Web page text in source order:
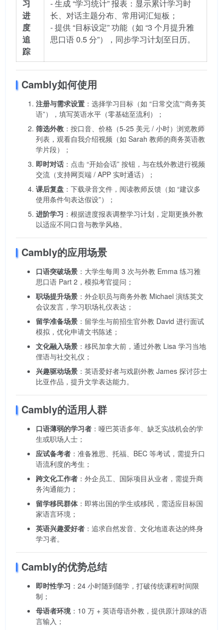
习
进
度
追
踪
- 生成 “学习统计” 报表：显示累计学习时
长、对话主题分布、常用词汇短板；
- 提供 “目标设定” 功能（如 “3 个月提升雅
思口语 0.5 分”），同步学习计划至日历。
Cambly如何使用
注册与需求设置 ：选择学习目标（如 “日常交流”“商务英
语”），填写英语水平（零基础至流利）；
筛选外教 ：按口音、价格（5-25 美元 / 小时）浏览教师
列表，观看自我介绍视频（如 Sarah 教师的商务英语教
学片段）；
即时对话 ：点击 “开始会话” 按钮，与在线外教进行视频
交流（支持网页端 / APP 实时通话）；
课后复盘 ：下载录音文件，阅读教师反馈（如 “建议多
使用条件句表达假设”）；
进阶学习 ：根据进度报表调整学习计划，定期更换外教
以适应不同口音与教学风格。
Cambly的应用场景
口语突破场景 ：大学生每周 3 次与外教 Emma 练习雅
思口语 Part 2，模拟考官提问；
职场提升场景 ：外企职员与商务外教 Michael 演练英文
会议发言，学习职场礼仪表达；
留学准备场景 ：留学生与前招生官外教 David 进行面试
模拟，优化申请文书陈述；
文化融入场景 ：移民加拿大前，通过外教 Lisa 学习当地
俚语与社交礼仪；
兴趣驱动场景 ：英语爱好者与戏剧外教 James 探讨莎士
比亚作品，提升文学表达能力。
Cambly的适用人群
口语薄弱的学习者 ：哑巴英语多年、缺乏实战机会的学
生或职场人士；
应试备考者 ：准备雅思、托福、BEC 等考试，需提升口
语流利度的考生；
跨文化工作者 ：外企员工、国际项目从业者，需提升商
务沟通能力；
留学移民群体：即将出国的学生或移民，需适应目标国
家语言环境；
英语兴趣爱好者 ：追求自然发音、文化地道表达的终身
学习者。
Cambly的优势总结
即时性学习 ：24 小时随到随学，打破传统课程时间限
制；
母语者环境 ：10 万 + 英语母语外教，提供原汁原味的语
言输入；